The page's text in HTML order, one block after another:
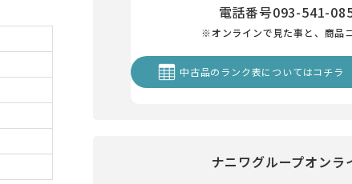
電話番号093-541-
※オンラインで見た事と、商品
中古品のランク表についてはコチラ
ナニワグループオンラ